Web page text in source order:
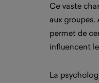
Ce vaste
aux
permet de
influencent
La